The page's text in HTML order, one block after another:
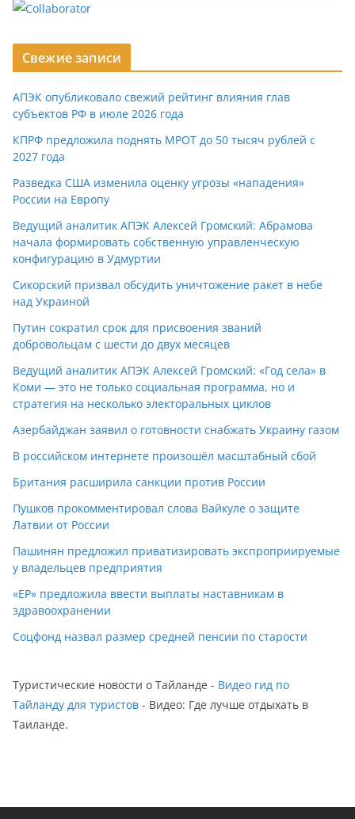
Свежие записи
АПЭК опубликовало свежий рейтинг влияния глав
субъектов РФ в июле 2026 года
КПРФ предложила поднять МРОТ до 50 тысяч рублей с
2027 года
Разведка США изменила оценку угрозы «нападения»
России на Европу
Ведущий аналитик АПЭК Алексей Громский: Абрамова
начала формировать собственную управленческую
конфигурацию в Удмуртии
Сикорский призвал обсудить уничтожение ракет в небе
над Украиной
Путин сократил срок для присвоения званий
добровольцам с шести до двух месяцев
Ведущий аналитик АПЭК Алексей Громский: «Год села» в
Коми — это не только социальная программа, но и
стратегия на несколько электоральных циклов
Азербайджан заявил о готовности снабжать Украину газом
В российском интернете произошёл масштабный сбой
Британия расширила санкции против России
Пушков прокомментировал слова Вайкуле о защите
Латвии от России
Пашинян предложил приватизировать экспроприируемые
у владельцев предприятия
«ЕР» предложила ввести выплаты наставникам в
здравоохранении
Соцфонд назвал размер средней пенсии по старости
Туристические новости о Тайланде - Видео гид по
Тайланду для туристов - Видео: Где лучше отдыхать в
Таиланде.